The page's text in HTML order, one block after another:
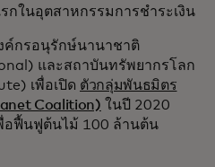
กในอุตสาหกรรมการชำระเงิน
ค์กรอนุรักษ์นานาชาติ
และสถาบันทรัพยากรโลก
เพื่อเปิด ตัวกลุ่มพันธมิตร
Coalition) ในปี 2020
อฟื้นฟูต้นไม้ 100 ล้านต้น